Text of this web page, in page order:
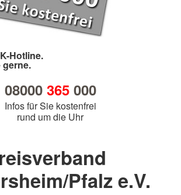
Hotline.
gerne.
08000 365000
Infos für Sie kostenfrei
rund um die Uhr
Pfalz e.V.